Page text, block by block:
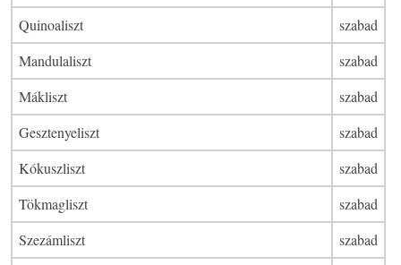
Quinoaliszt
szabad
Mandulaliszt
szabad
Mákliszt
szabad
Gesztenyeliszt
szabad
Kókuszliszt
szabad
Tökmagliszt
szabad
Szezámliszt
szabad